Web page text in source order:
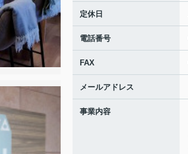
定休日
電話番号
FAX
メールアドレス
事業内容